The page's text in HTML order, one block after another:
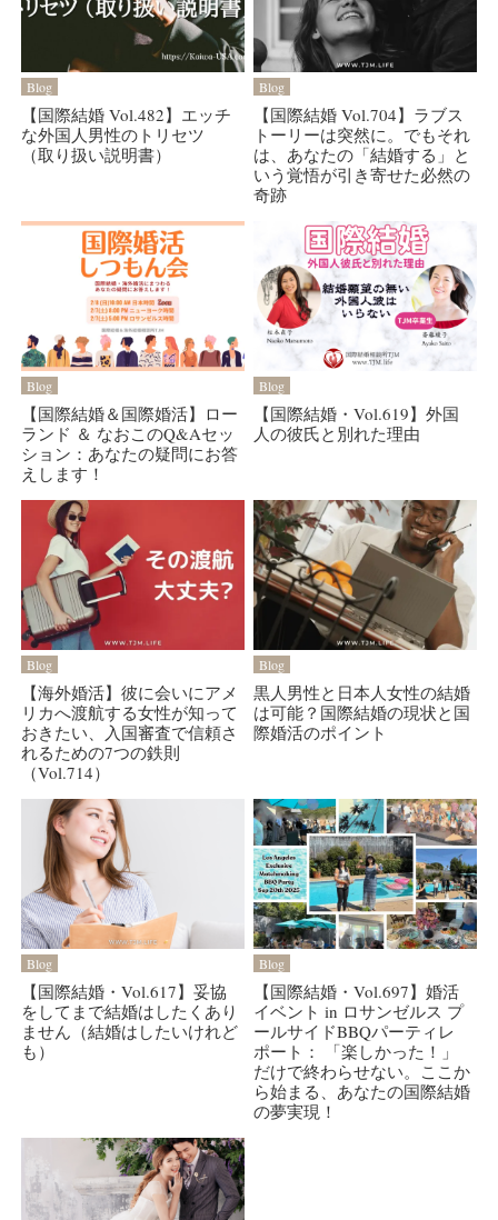
Blog
【国際結婚 Vol.482】エッチ
な外国人男性のトリセツ
（取り扱い説明書）
Blog
【国際結婚 Vol.704】ラブス
トーリーは突然に。でもそれ
は、あなたの「結婚する」と
いう覚悟が引き寄せた必然の
奇跡
Blog
【国際結婚＆国際婚活】ロー
ランド ＆ なおこのQ&Aセッ
ション：あなたの疑問にお答
えします！
Blog
【国際結婚・Vol.619】外国
人の彼氏と別れた理由
Blog
【海外婚活】彼に会いにアメ
リカへ渡航する女性が知って
おきたい、入国審査で信頼さ
れるための7つの鉄則
（Vol.714）
Blog
黒人男性と日本人女性の結婚
は可能？国際結婚の現状と国
際婚活のポイント
Blog
【国際結婚・Vol.617】妥協
をしてまで結婚はしたくあり
ません（結婚はしたいけれど
も）
Blog
【国際結婚・Vol.697】婚活
イベント in ロサンゼルス プ
ールサイドBBQパーティレ
ポート： 「楽しかった！」
だけで終わらせない。ここか
ら始まる、あなたの国際結婚
の夢実現！